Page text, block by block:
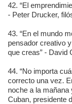
42. “El
- Peter Drucker,
43. “En el mundo
pensador creativo
que creas” - David
44. “No importa
correcto una vez.
noche a la mañana
Cuban, presidente